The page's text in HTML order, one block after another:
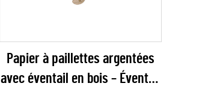
Papier à paillettes argentées
avec éventail en bois – Éventail